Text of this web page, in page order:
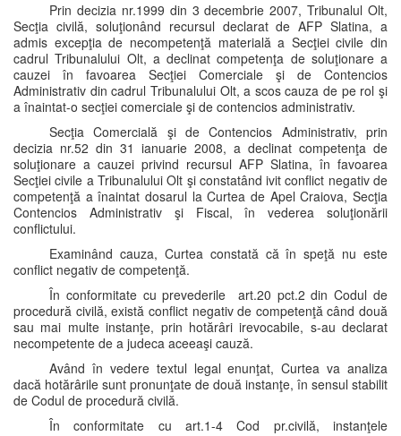
Prin decizia nr.1999 din 3 decembrie 2007, Tribunalul Olt,
Secţia civilă, soluţionând recursul declarat de AFP Slatina, a
admis excepţia de necompetenţă materială a Secţiei civile din
cadrul Tribunalului Olt, a declinat competenţa de soluţionare a
cauzei în favoarea Secţiei Comerciale şi de Contencios
Administrativ din cadrul Tribunalului Olt, a scos cauza de pe rol şi
a înaintat-o secţiei comerciale şi de contencios administrativ.
Secţia Comercială şi de Contencios Administrativ, prin
decizia nr.52 din 31 ianuarie 2008, a declinat competenţa de
soluţionare a cauzei privind recursul AFP Slatina, în favoarea
Secţiei civile a Tribunalului Olt şi constatând ivit conflict negativ de
competenţă a înaintat dosarul la Curtea de Apel Craiova, Secţia
Contencios Administrativ şi Fiscal, în vederea soluţionării
conflictului.
Examinând cauza, Curtea constată că în speţă nu este
conflict negativ de competenţă.
În conformitate cu prevederile art.20 pct.2 din Codul de
procedură civilă, există conflict negativ de competenţă când două
sau mai multe instanţe, prin hotărâri irevocabile, s-au declarat
necompetente de a judeca aceeaşi cauză.
Având în vedere textul legal enunţat, Curtea va analiza
dacă hotărârile sunt pronunţate de două instanţe, în sensul stabilit
de Codul de procedură civilă.
În conformitate cu art.1-4 Cod pr.civilă, instanţele